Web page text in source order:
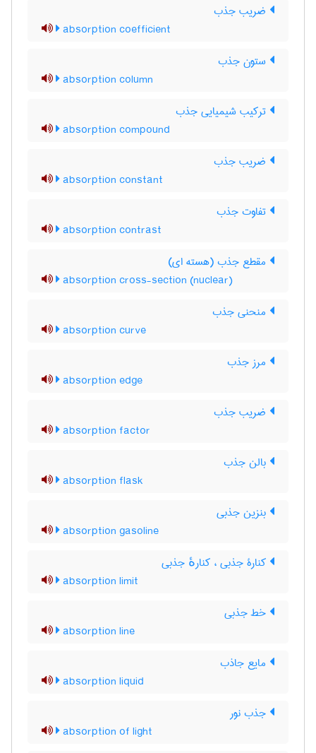
ضریب جذب
absorption coefficient
ستون جذب
absorption column
ترکیب شیمیایی جذب
absorption compound
ضریب جذب
absorption constant
تفاوت جذب
absorption contrast
مقطع جذب (هسته ای)
absorption cross-section (nuclear)
منحنی جذب
absorption curve
مرز جذب
absorption edge
ضریب جذب
absorption factor
بالن جذب
absorption flask
بنزین جذبی
absorption gasoline
کنارۀ جذبی ، کنارهٔ جذبی
absorption limit
خط جذبی
absorption line
مایع جاذب
absorption liquid
جذب نور
absorption of light